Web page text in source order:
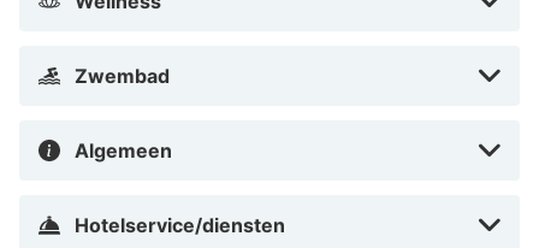
Zwembad
Algemeen
Hotelservice/diensten